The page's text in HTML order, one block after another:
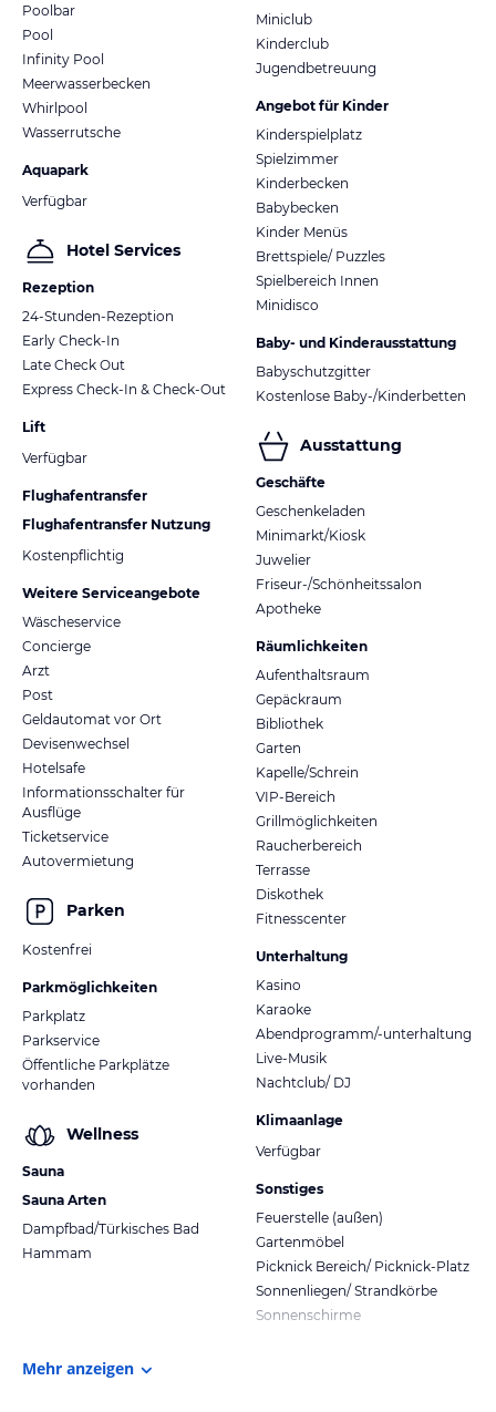
Poolbar
Pool
Infinity Pool
Meerwasserbecken
Whirlpool
Wasserrutsche
Aquapark
Verfügbar
Hotel Services
Rezeption
24-Stunden-Rezeption
Early Check-In
Late Check Out
Express Check-In & Check-Out
Lift
Verfügbar
Flughafentransfer
Flughafentransfer Nutzung
Kostenpflichtig
Weitere Serviceangebote
Wäscheservice
Concierge
Arzt
Post
Geldautomat vor Ort
Devisenwechsel
Hotelsafe
Informationsschalter für
Ausflüge
Ticketservice
Autovermietung
Parken
Kostenfrei
Parkmöglichkeiten
Parkplatz
Parkservice
Öffentliche Parkplätze
vorhanden
Wellness
Sauna
Sauna Arten
Dampfbad/Türkisches Bad
Hammam
Miniclub
Kinderclub
Jugendbetreuung
Angebot für Kinder
Kinderspielplatz
Spielzimmer
Kinderbecken
Babybecken
Kinder Menüs
Brettspiele/ Puzzles
Spielbereich Innen
Minidisco
Baby- und Kinderausstattung
Babyschutzgitter
Kostenlose Baby-/Kinderbetten
Ausstattung
Geschäfte
Geschenkeladen
Minimarkt/Kiosk
Juwelier
Friseur-/Schönheitssalon
Apotheke
Räumlichkeiten
Aufenthaltsraum
Gepäckraum
Bibliothek
Garten
Kapelle/Schrein
VIP-Bereich
Grillmöglichkeiten
Raucherbereich
Terrasse
Diskothek
Fitnesscenter
Unterhaltung
Kasino
Karaoke
Abendprogramm/-unterhaltung
Live-Musik
Nachtclub/ DJ
Klimaanlage
Verfügbar
Sonstiges
Feuerstelle (außen)
Gartenmöbel
Picknick Bereich/ Picknick-Platz
Sonnenliegen/ Strandkörbe
Sonnenschirme
Mehr anzeigen